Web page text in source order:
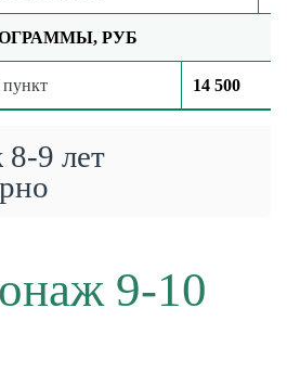
РУБ
14 500
9 лет
9-10